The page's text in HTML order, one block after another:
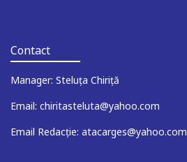
Contact
Manager: Steluța Chiriță
Email: chiritasteluta@yahoo.com
Email Redacție: atacarges@yahoo.com